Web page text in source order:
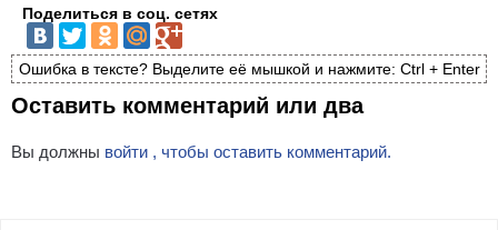
Поделиться в соц. сетях
Ошибка в тексте? Выделите её мышкой и нажмите: Ctrl + Enter
Оставить комментарий или два
Вы должны войти , чтобы оставить комментарий.